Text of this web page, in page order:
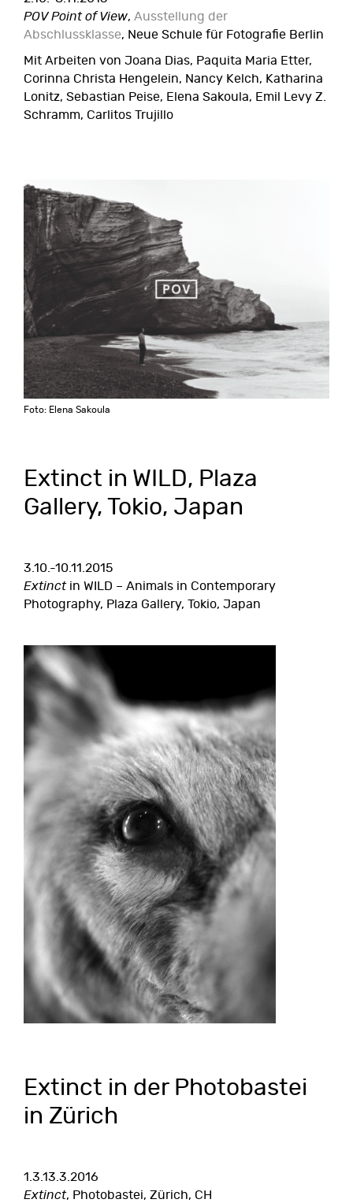
POV Point of View, Ausstellung der
Abschlussklasse, Neue Schule für Fotografie Berlin
Mit Arbeiten von Joana Dias, Paquita Maria Etter,
Corinna Christa Hengelein, Nancy Kelch, Katharina
Lonitz, Sebastian Peise, Elena Sakoula, Emil Levy Z.
Schramm, Carlitos Trujillo
Foto: Elena Sakoula
Extinct in WILD, Plaza
Gallery, Tokio, Japan
3.10.-10.11.2015
Extinctin WILD – Animals in Contemporary
Photography, Plaza Gallery, Tokio, Japan
Extinct in der Photobastei
in Zürich
1.3.13.3.2016
Extinct, Photobastei, Zürich, CH